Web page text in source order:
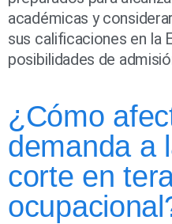
académicas y
sus calificaciones en la
posibilidades de
¿Cómo
demanda a
corte en